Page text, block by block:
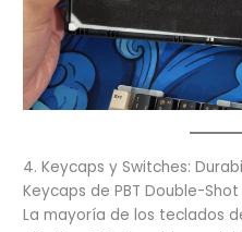
4. Keycaps y Switches:
Keycaps de PBT Double-Shot
La mayoría de los teclados